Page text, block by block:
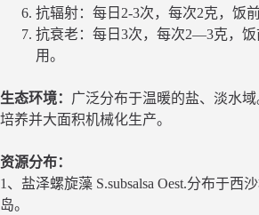
抗辐射：每日2-3次，每次2克，饭
抗衰老：每日3次，每次2—3克，饭
用。
生态环境： 广泛分布于温暖的盐、淡水
培养并大面积机械化生产。
资源分布：
1、盐泽螺旋藻 S.subsalsa Oest.分布于西
岛。